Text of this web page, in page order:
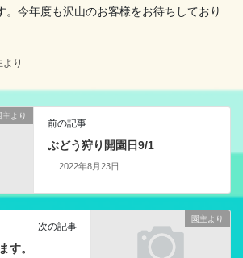
。今年度も沢山のお客様をお待ちしており
より
主より
前の記事
ぶどう狩り開園日9/1
2022年8月23日
園主より
次の記事
す。